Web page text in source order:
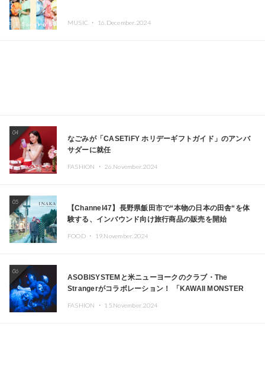
MUSIC ・ 16.December.2024
04
なごみが「CASETiFY ホリデーギフトガイド」のアンバ
サダーに就任
FASHION ・ 26.November.2024
05
【Channel47】長野県飯田市で“本物の日本の田舎“を体
験する、インバウンド向け旅行商品の販売を開始
FOOD ・ 19.November.2024
06
ASOBISYSTEMと米ニューヨークのクラブ・The
Strangerがコラボレーション！ 「KAWAII MONSTER
FASHION ・ 15.November.2024